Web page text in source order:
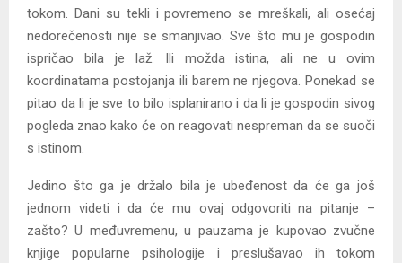
tokom. Dani su tekli i povremeno se mreškali, ali osećaj
nedorečenosti nije se smanjivao. Sve što mu je gospodin
ispričao bila je laž. Ili možda istina, ali ne u ovim
koordinatama postojanja ili barem ne njegova. Ponekad se
pitao da li je sve to bilo isplanirano i da li je gospodin sivog
pogleda znao kako će on reagovati nespreman da se suoči
s istinom.
Jedino što ga je držalo bila je ubeđenost da će ga još
jednom videti i da će mu ovaj odgovoriti na pitanje –
zašto? U međuvremenu, u pauzama je kupovao zvučne
knjige popularne psihologije i preslušavao ih tokom